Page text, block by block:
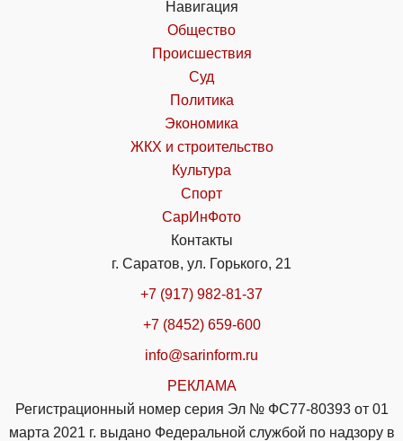
Навигация
Общество
Происшествия
Суд
Политика
Экономика
ЖКХ и строительство
Культура
Спорт
СарИнФото
Контакты
г. Саратов, ул. Горького, 21
+7 (917) 982-81-37
+7 (8452) 659-600
info@sarinform.ru
РЕКЛАМА
Регистрационный номер серия Эл № ФС77-80393 от 01
марта 2021 г. выдано Федеральной службой по надзору в